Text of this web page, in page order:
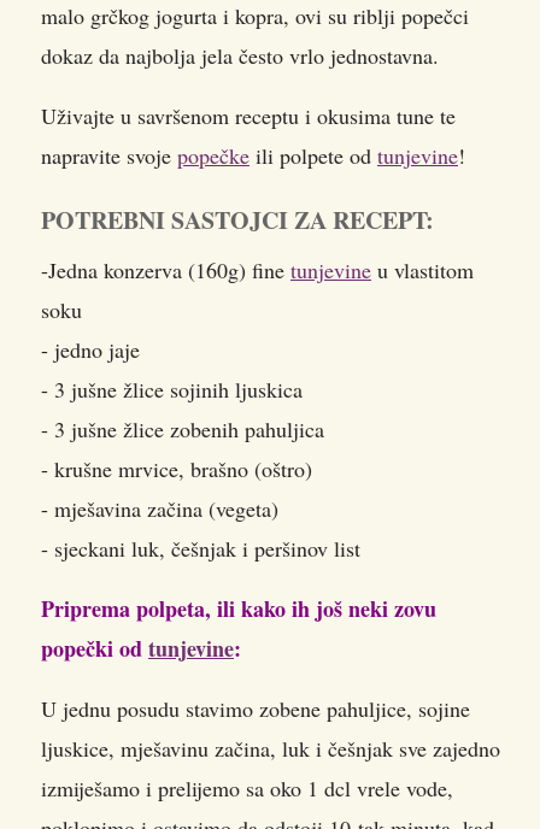
malo grčkog jogurta i kopra, ovi su riblji popečci
dokaz da najbolja jela često vrlo jednostavna.
Uživajte u savršenom receptu i okusima tune te
napravite svoje popečke ili polpete od tunjevine!
POTREBNI SASTOJCI ZA RECEPT:
-Jedna konzerva (160g) fine tunjevine u vlastitom
soku
- jedno jaje
- 3 jušne žlice sojinih ljuskica
- 3 jušne žlice zobenih pahuljica
- krušne mrvice, brašno (oštro)
- mješavina začina (vegeta)
- sjeckani luk, češnjak i peršinov list
Priprema polpeta, ili kako ih još neki zovu
popečki odtunjevine:
U jednu posudu stavimo zobene pahuljice, sojine
ljuskice, mješavinu začina, luk i češnjak sve zajedno
izmiješamo i prelijemo sa oko 1 dcl vrele vode,